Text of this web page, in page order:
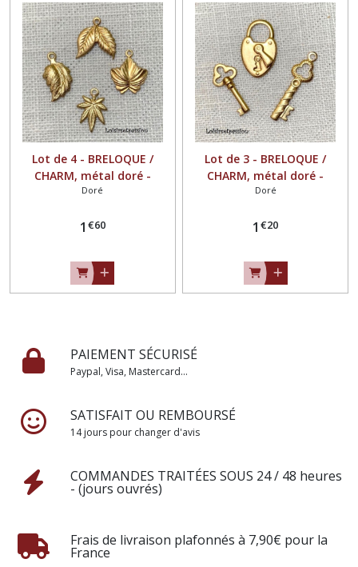
Lot de 4 - BRELOQUE /
CHARM, métal doré -
Thème : LES FEUILLES - T2-
Doré
1 €60
Lot de 3 - BRELOQUE /
CHARM, métal doré -
Thème : CLÉS, CADENAS -
Doré
1 €20
PAIEMENT SÉCURISÉ
Paypal, Visa, Mastercard...
SATISFAIT OU REMBOURSÉ
14 jours pour changer d'avis
COMMANDES TRAITÉES SOUS 24 / 48 heures
- (jours ouvrés)
Frais de livraison plafonnés à 7,90€ pour la
France